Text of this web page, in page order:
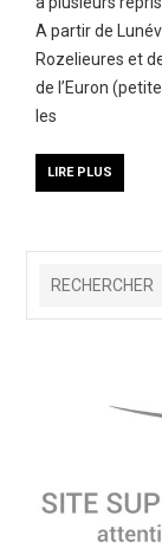
A partir de
Rozelieures et
de l’Euron
les
LIRE PLUS